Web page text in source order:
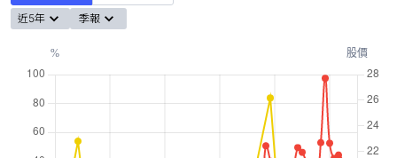
近5年 季報